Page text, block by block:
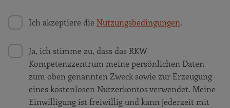
Ich akzeptiere die Nutzungsbedingungen.
Ja, ich stimme zu, dass das RKW
Kompetenzzentrum meine persönlichen Daten
zum oben genannten Zweck sowie zur Erzeugung
eines kostenlosen Nutzerkontos verwendet. Meine
Einwilligung ist freiwillig und kann jederzeit mit